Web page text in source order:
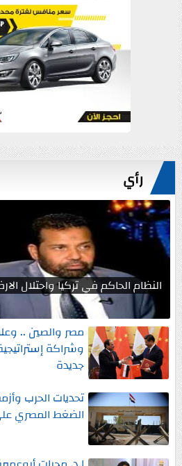
رأي
النظام الحاكم في تركيا واحتلال
مصر والصين ..
وشراكة
جديدة
تحديات الحرب
الضغط المصري